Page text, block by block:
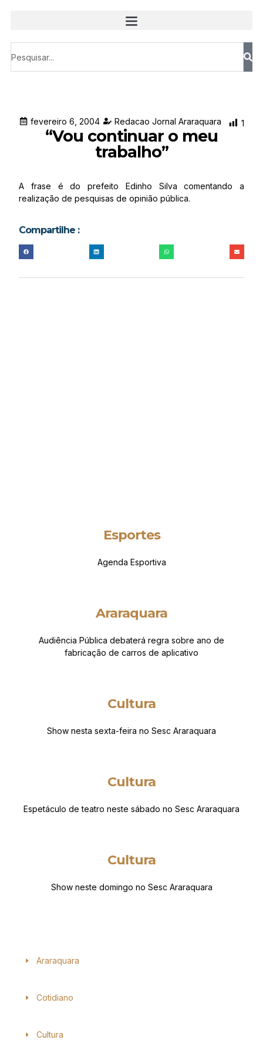
fevereiro 6, 2004 Redacao Jornal Araraquara 1
“Vou continuar o meu
trabalho”
A frase é do prefeito Edinho Silva comentando a
realização de pesquisas de opinião pública.
Compartilhe :
Esportes
Agenda Esportiva
Araraquara
Audiência Pública debaterá regra sobre ano de
fabricação de carros de aplicativo
Cultura
Show nesta sexta-feira no Sesc Araraquara
Cultura
Espetáculo de teatro neste sábado no Sesc Araraquara
Cultura
Show neste domingo no Sesc Araraquara
Araraquara
Cotidiano
Cultura